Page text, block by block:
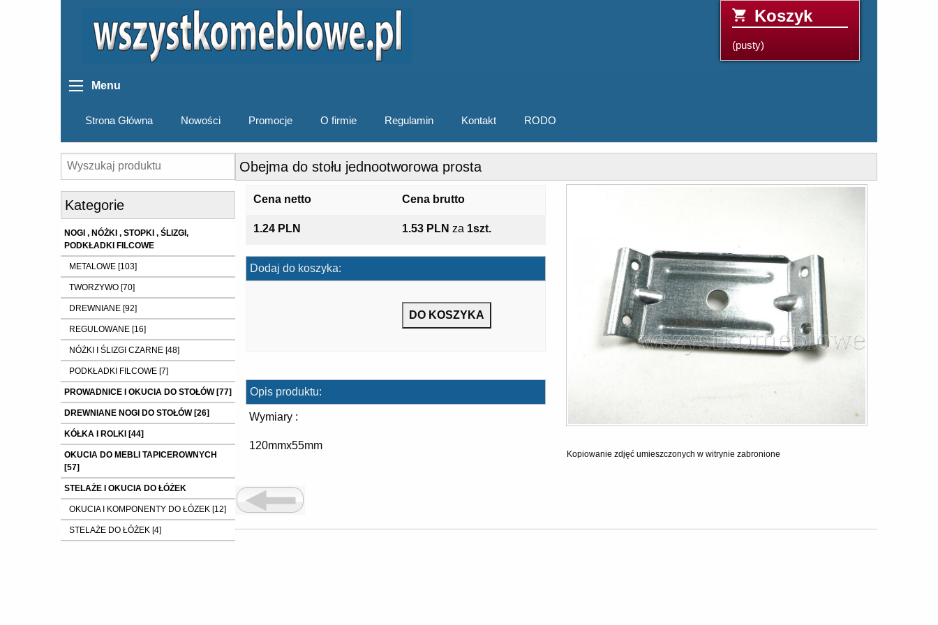
Koszyk
(pusty)
Menu
Strona Główna Nowości Promocje O firmie Regulamin Kontakt RODO
Kategorie
NOGI , NÓŻKI , STOPKI , ŚLIZGI,
PODKŁADKI FILCOWE
METALOWE [103]
TWORZYWO [70]
DREWNIANE [92]
REGULOWANE [16]
NÓŻKI I ŚLIZGI CZARNE [48]
PODKŁADKI FILCOWE [7]
PROWADNICE I OKUCIA DO STOŁÓW [77]
DREWNIANE NOGI DO STOŁÓW [26]
KÓŁKA I ROLKI [44]
OKUCIA DO MEBLI TAPICEROWNYCH
[57]
STELAŻE I OKUCIA DO ŁÓŻEK
OKUCIA I KOMPONENTY DO ŁÓZEK [12]
STELAŻE DO ŁÓŻEK [4]
Obejma do stołu jednootworowa prosta
Cena netto Cena brutto
1.24 PLN 1.53 PLN za 1szt.
Dodaj do koszyka:
Opis produktu:
Wymiary :
120mmx55mm
Kopiowanie zdjęć umieszczonych w witrynie zabronione